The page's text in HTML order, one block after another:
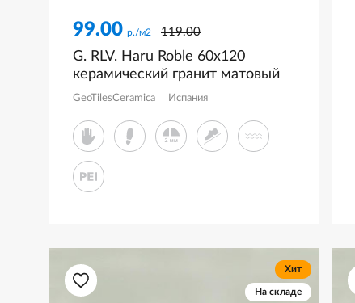
99.00 р./м2 119.00
G. RLV. Haru Roble 60x120
керамический гранит матовый
структурный
GeoTilesCeramica Испания
Хит
На складе